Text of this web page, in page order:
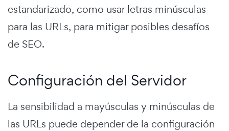
estandarizado, como usar letras minúsculas
para las URLs, para mitigar posibles desafíos
de SEO.
Configuración del Servidor
La sensibilidad a mayúsculas y minúsculas de
las URLs puede depender de la configuración